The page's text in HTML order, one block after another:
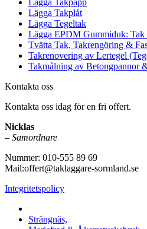
Lägga Takpapp
Lägga Takplåt
Lägga Tegeltak
Lägga EPDM Gummiduk:
Tvätta Tak, Takrengöring &
Takrenovering av Lertegel
Takmålning av Betongpannor
Kontakta oss
Kontakta oss idag för en fri offert.
Nicklas
– Samordnare
Nummer: 010-555 89 69
Mail:offert@taklaggare-sormland.se
Integritetspolicy
Strängnäs,